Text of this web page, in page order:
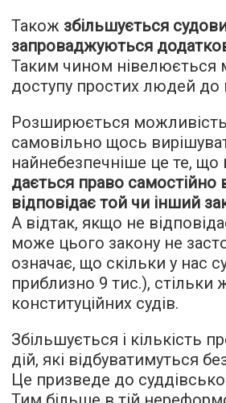
Також збільшується
запроваджуються
Таким чином нівелюється
доступу простих людей до
Розширюється можливість
самовільно щось
найнебезпечніше це те, що
дається право самостійно
відповідає той чи інший
А відтак, якщо не
може цього закону не
означає, що скільки у нас
приблизно 9 тис.), стільки
конституційних судів.
Збільшується і кількість
дій, які відбуватимуться
Це призведе до